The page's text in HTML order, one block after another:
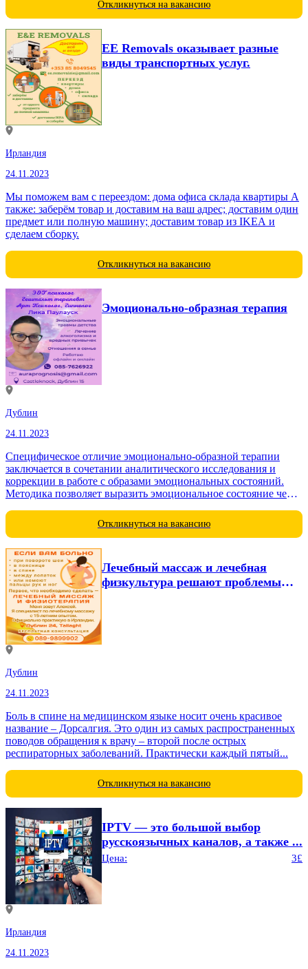
Откликнуться на вакансию
EE Removals оказывает разные
виды транспортных услуг.
Ирландия
24.11.2023
Мы поможем вам с переездом: дома офиса склада квартиры А
также: заберём товар и доставим на ваш адрес; доставим один
предмет или полную машину; доставим товар из IKEA и
сделаем сборку.
Откликнуться на вакансию
Эмоционально-образная терапия
Дублин
24.11.2023
Специфическое отличие эмоционально-образной терапии
заключается в сочетании аналитического исследования и
коррекции в работе с образами эмоциональных состояний.
Методика позволяет выразить эмоциональное состояние через
трансформировать исходное...Откликнуться на вакансию
Лечебный массаж и лечебная
физкультура решают проблемы
Дублин
24.11.2023
Боль в спине на медицинском языке носит очень красивое
название – Дорсалгия. Это один из самых распространенных
поводов обращения к врачу – второй после острых
респираторных заболеваний. Практически каждый пятый...
Откликнуться на вакансию
IPTV — это большой выбор
русскоязычных каналов, а также ...
Цена: 3£
Ирландия
24.11.2023